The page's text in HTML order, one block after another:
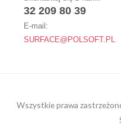
32 209 80 39
E-mail:
SURFACE@POLSOFT.PL
Wszystkie prawa